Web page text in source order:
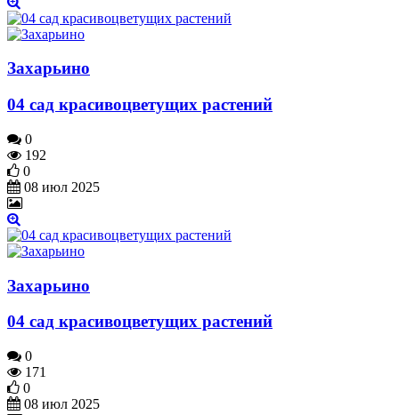
Захарьино
04 сад красивоцветущих растений
0
192
0
08 июл 2025
Захарьино
04 сад красивоцветущих растений
0
171
0
08 июл 2025